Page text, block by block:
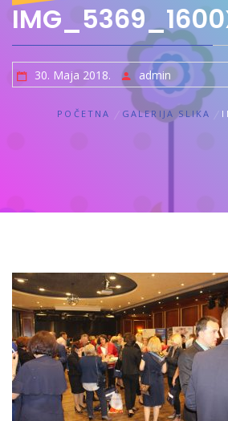
30. Maja 2018. admin
POČETNA GALERIJA SLIKA